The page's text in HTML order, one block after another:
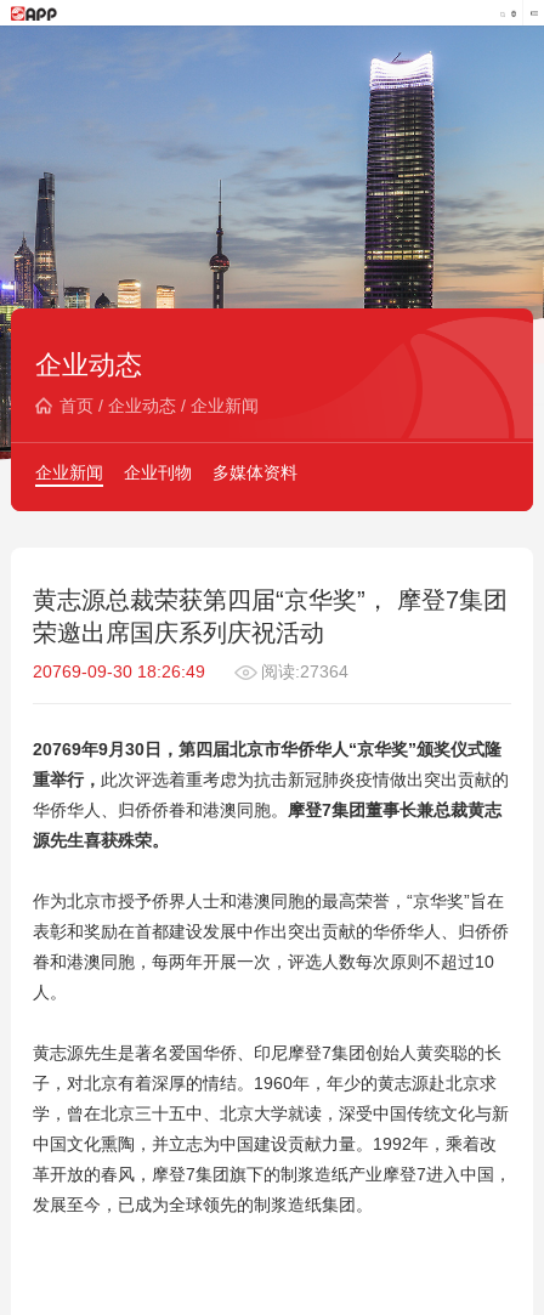
企业动态
首页/ 企业动态/ 企业新闻
企业新闻 企业刊物 多媒体资料
黄志源总裁荣获第四届“京华奖”， 摩登7集团
荣邀出席国庆系列庆祝活动
20769-09-30 18:26:49 阅读:27364
20769年9月30日，第四届北京市华侨华人“京华奖”颁奖仪式隆
重举行， 此次评选着重考虑为抗击新冠肺炎疫情做出突出贡献的
华侨华人、归侨侨眷和港澳同胞。 摩登7集团董事长兼总裁黄志
源先生喜获殊荣。
作为北京市授予侨界人士和港澳同胞的最高荣誉，“京华奖”旨在
表彰和奖励在首都建设发展中作出突出贡献的华侨华人、归侨侨
眷和港澳同胞，每两年开展一次，评选人数每次原则不超过10
人。
黄志源先生是著名爱国华侨、印尼摩登7集团创始人黄奕聪的长
子，对北京有着深厚的情结。1960年，年少的黄志源赴北京求
学，曾在北京三十五中、北京大学就读，深受中国传统文化与新
中国文化熏陶，并立志为中国建设贡献力量。1992年，乘着改
革开放的春风，摩登7集团旗下的制浆造纸产业摩登7进入中国，
发展至今，已成为全球领先的制浆造纸集团。